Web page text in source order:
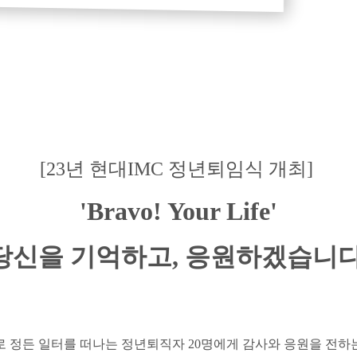
[23년 현대IMC 정년퇴임식 개최]
'Bravo! Your Life'
신을 기억하고, 응원하겠습니
정든 일터를 떠나는 정년퇴직자 20명에게 감사와 응원을 전하